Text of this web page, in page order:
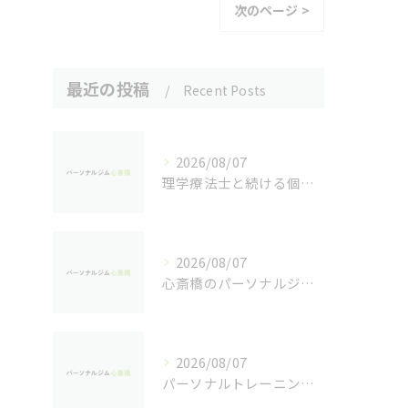
次のページ >
最近の投稿 Recent Posts
2026/08/07
理学療法士と続ける個別パーソナルトレーニングの魅力
2026/08/07
心斎橋のパーソナルジムで実感するダイエット効果
2026/08/07
パーソナルトレーニングで健康を重視し心斎橋駅周辺で安心して続けるためのジム選び完全ガイド